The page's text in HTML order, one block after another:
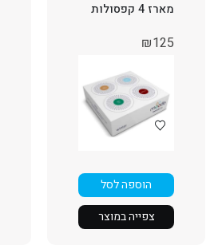
מארז 4 קפסולות
₪125
הוספה לסל
צפייה במוצר